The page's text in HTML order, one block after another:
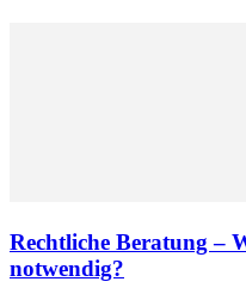
Rechtliche Beratung –
notwendig?